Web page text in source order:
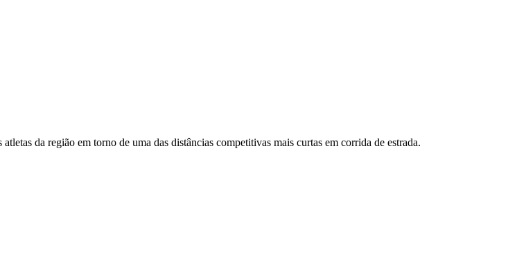
da região em torno de uma das distâncias competitivas mais curtas em corrida de estrada.